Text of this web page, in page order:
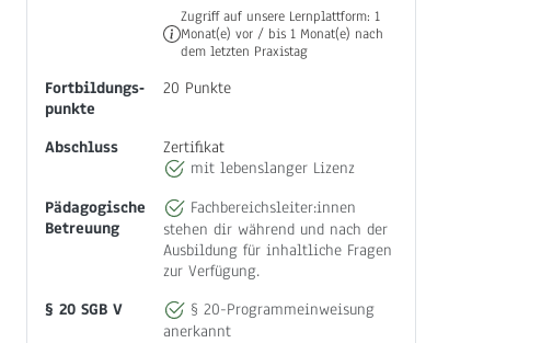
Zugriff auf unsere Lernplattform: 1
Monat(e) vor / bis 1 Monat(e) nach
dem letzten Praxistag
Fortbildungs‐
punkte
20 Punkte
Abschluss
Zertifikat
mit lebenslanger Lizenz
Pädagogische
Betreuung
Fachbereichsleiter:innen
stehen dir während und nach der
Ausbildung für inhaltliche Fragen
zur Verfügung.
§ 20 SGB V
§ 20-Programmeinweisung
anerkannt